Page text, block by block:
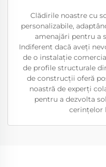
Clădirile noastre cu
personalizabile,
amenajări pentru a
Indiferent dacă aveți
de o instalație
de profile structurale
de construcții oferă
noastră de experți
pentru a dezvolta
cerințelor